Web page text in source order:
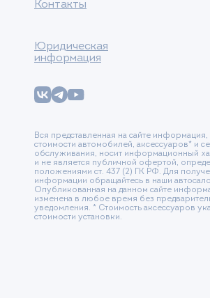
Контакты
Юридическая
информация
Вся представленная на сайте
стоимости автомобилей, аксессуаров* и
обслуживания, носит информационный
и не является публичной офертой,
положениями ст. 437 (2) ГК РФ. Для
информации обращайтесь в наши
Опубликованная на данном сайте
изменена в любое время без
уведомления. * Стоимость аксессуаров
стоимости установки.